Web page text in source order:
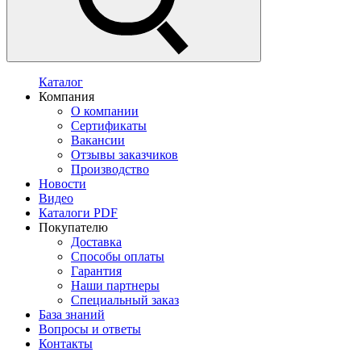
Каталог
Компания
О компании
Сертификаты
Вакансии
Отзывы заказчиков
Производство
Новости
Видео
Каталоги PDF
Покупателю
Доставка
Способы оплаты
Гарантия
Наши партнеры
Специальный заказ
База знаний
Вопросы и ответы
Контакты